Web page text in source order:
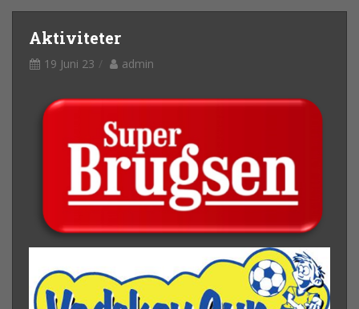
Aktiviteter
19 Juni 23 admin